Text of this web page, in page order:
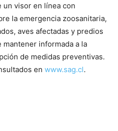
un visor en línea con
la emergencia zoosanitaria,
aves afectadas y predios
informada a la
de medidas preventivas.
en www.sag.cl.